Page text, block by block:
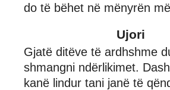
do të bëhet në mënyrën
Ujori
Gjatë ditëve të ardhshme
shmangni ndërlikimet.
kanë lindur tani janë të